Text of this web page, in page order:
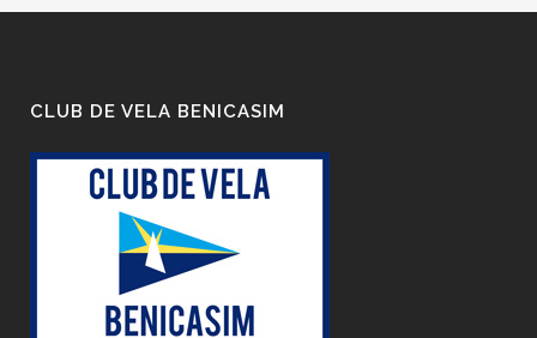
CLUB DE VELA BENICASIM